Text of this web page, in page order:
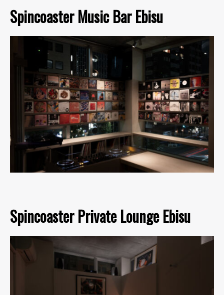
Spincoaster Music Bar Ebisu
Spincoaster Private Lounge Ebisu